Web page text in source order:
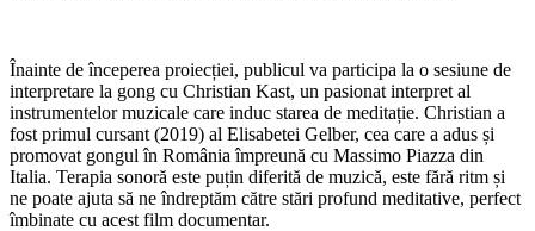
Înainte de începerea proiecției, publicul va participa la o sesiune de
interpretare la gong cu Christian Kast, un pasionat interpret al
instrumentelormuzicale care induc starea de meditație. Christian a
fost primul cursant (2019) al Elisabetei Gelber, cea care a adus și
promovat gongul în România împreună cu Massimo Piazza din
Italia. Terapia sonoră este puțin diferită de muzică, este fără ritm și
ne poate ajuta să ne îndreptăm către stări profund meditative, perfect
îmbinate cu acest film documentar.